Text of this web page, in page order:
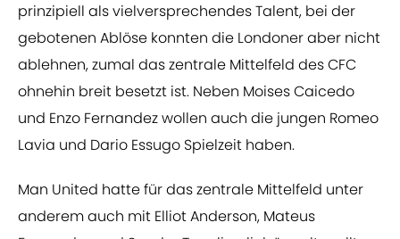
prinzipiell als vielversprechendes Talent, bei der
gebotenen Ablöse konnten die Londoner aber nicht
ablehnen, zumal das zentrale Mittelfeld des CFC
ohnehin breit besetzt ist. Neben Moises Caicedo
und Enzo Fernandez wollen auch die jungen Romeo
Lavia und Dario Essugo Spielzeit haben.
Man United hatte für das zentrale Mittelfeld unter
anderem auch mit Elliot Anderson, Mateus